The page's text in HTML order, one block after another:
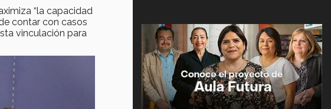
“la capacidad
contar con casos
vinculación para